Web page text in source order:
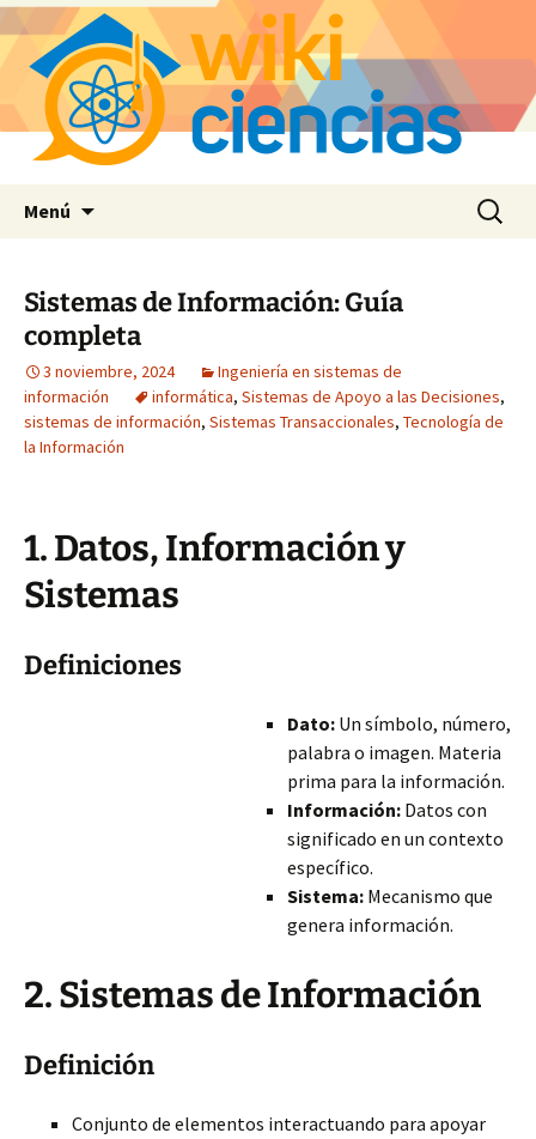
Menú Buscar:
Sistemas de Información: Guía
completa
3 noviembre, 2024
Ingeniería en sistemas de
información
informática, Sistemas de Apoyo a las Decisiones,
sistemas de información, Sistemas Transaccionales, Tecnología de
la Información
1. Datos, Información y
Sistemas
Definiciones
Dato: Un símbolo, número,
palabra o imagen. Materia
prima para la información.
Información: Datos con
significado en un contexto
específico.
Sistema: Mecanismo que
genera información.
2. Sistemas de Información
Definición
Conjunto de elementos interactuando para apoyar